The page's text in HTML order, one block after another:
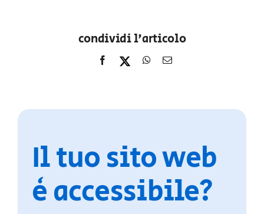
condividi l'articolo
Il tuo sito web
è accessibile?